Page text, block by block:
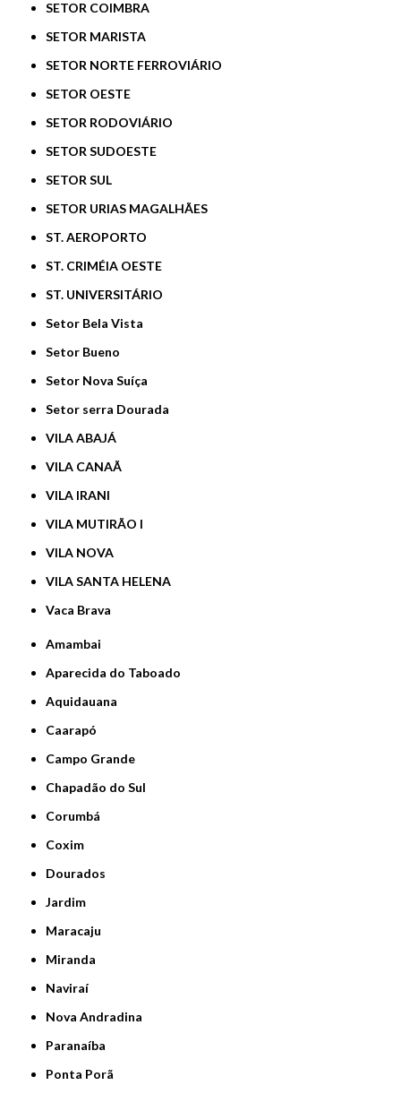
SETOR COIMBRA
SETOR MARISTA
SETOR NORTE FERROVIÁRIO
SETOR OESTE
SETOR RODOVIÁRIO
SETOR SUDOESTE
SETOR SUL
SETOR URIAS MAGALHÃES
ST. AEROPORTO
ST. CRIMÉIA OESTE
ST. UNIVERSITÁRIO
Setor Bela Vista
Setor Bueno
Setor Nova Suíça
Setor serra Dourada
VILA ABAJÁ
VILA CANAÃ
VILA IRANI
VILA MUTIRÃO I
VILA NOVA
VILA SANTA HELENA
Vaca Brava
Amambai
Aparecida do Taboado
Aquidauana
Caarapó
Campo Grande
Chapadão do Sul
Corumbá
Coxim
Dourados
Jardim
Maracaju
Miranda
Naviraí
Nova Andradina
Paranaíba
Ponta Porã